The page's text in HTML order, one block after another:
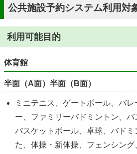
公共施設予約システム利用対
利用可能目的
体育館
半面（A面）半面（B面）
ミニテニス、ゲートボール、バ
ー、ファミリーバドミントン、
バスケットボール、卓球、バド
た、体操・新体操、フェンシング